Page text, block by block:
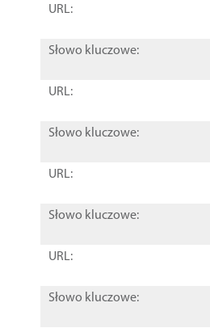
URL:
Słowo kluczowe:
URL:
Słowo kluczowe:
URL:
Słowo kluczowe:
URL:
Słowo kluczowe: